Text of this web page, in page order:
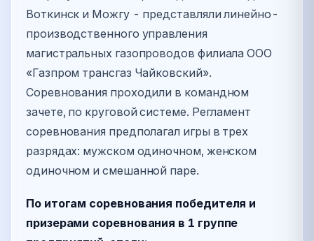
Воткинск и Можгу - представляли линейно-
производственного управления
магистральных газопроводов филиала ООО
«Газпром трансгаз Чайковский».
Соревнования проходили в командном
зачете, по круговой системе. Регламент
соревнования предполагал игры в трех
разрядах: мужском одиночном, женском
одиночном и смешанной паре.
По итогам соревнования победителя и
призерами соревнования в 1 группе